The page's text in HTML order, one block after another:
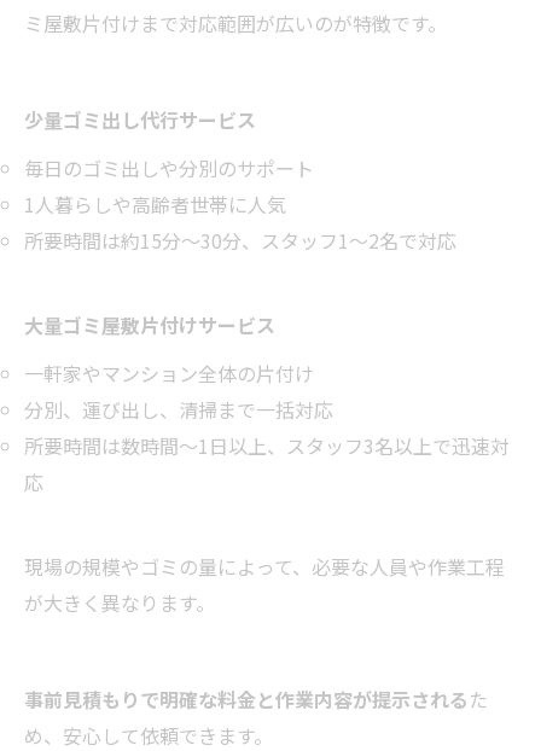
ミ屋敷片付けまで対応範囲が広いのが特徴です。
少量ゴミ出し代行サービス
毎日のゴミ出しや分別のサポート
1人暮らしや高齢者世帯に人気
所要時間は約15分～30分、スタッフ1～2名で対応
大量ゴミ屋敷片付けサービス
一軒家やマンション全体の片付け
分別、運び出し、清掃まで一括対応
所要時間は数時間～1日以上、スタッフ3名以上で迅速対
応
現場の規模やゴミの量によって、必要な人員や作業工程
が大きく異なります。
事前見積もりで明確な料金と作業内容が提示されるた
め、安心して依頼できます。